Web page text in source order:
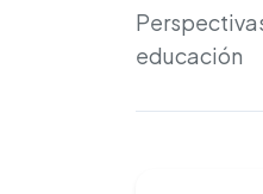
educación